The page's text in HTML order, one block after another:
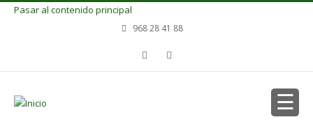
Pasar al contenido principal
968 28 41 88